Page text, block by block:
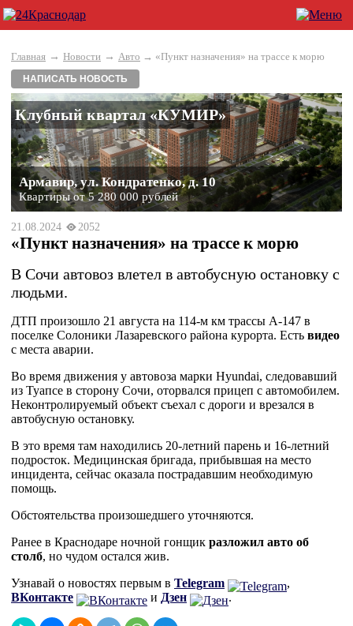
Главная → Новости → Авто → «Пункт назначения» на трассе к морю
НАПИСАТЬ НОВОСТЬ
Клубный квартал «КУМИР»
Армавир, ул. Кондратенко, д. 10
Квартиры от 5 280 000 рублей
21.08.2024 2052
«Пункт назначения» на трассе к морю
В Сочи автовоз влетел в автобусную остановку с
людьми.
ДТП произошло 21 августа на 114-м км трассы А-147 в
поселке Солоники Лазаревского района курорта. Есть видео
с места аварии.
Во время движения у автовоза марки Hyundai, следовавший
из Туапсе в сторону Сочи, оторвался прицеп с автомобилем.
Неконтролируемый объект съехал с дороги и врезался в
автобусную остановку.
В это время там находились 20-летний парень и 16-летний
подросток. Медицинская бригада, прибывшая на место
инцидента, сейчас оказала пострадавшим необходимую
помощь.
Обстоятельства произошедшего уточняются.
Ранее в Краснодаре ночной гонщик разложил авто об
столб, но чудом остался жив.
Узнавай о новостях первым в Telegram
,
ВКонтакте
и Дзен .